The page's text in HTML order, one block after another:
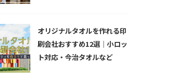
オリジナルタオルを作れる印
刷会社おすすめ12選｜小ロッ
ト対応・今治タオルなど